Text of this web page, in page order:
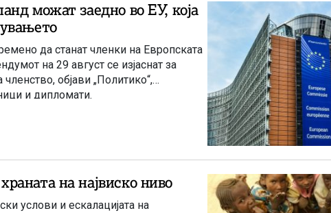
можат заедно во ЕУ, која
да станат членки на Европската
на 29 август се изјаснат за
објави „Политико“,
и дипломати.
на највиско ниво
услови и ескалацијата на